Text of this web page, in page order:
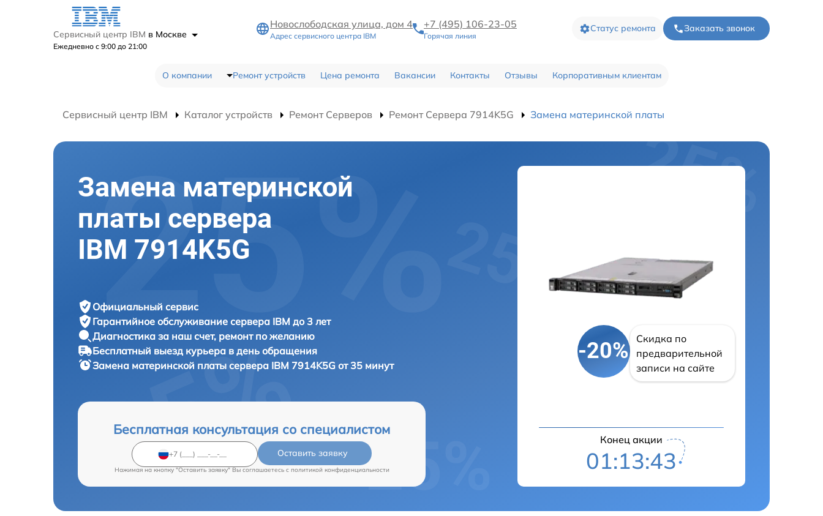
Сервисный центр IBM в Москве
Ежедневно с 9:00 до 21:00
Новослободская улица, дом 4
Адрес сервисного центра IBM
+7 (495) 106-23-05
Горячая линия
Статус ремонта Заказать звонок
О компании Ремонт устройств Цена ремонта Вакансии Контакты Отзывы Корпоративным клиентам
Сервисный центр IBM Каталог устройств Ремонт Серверов Ремонт Сервера 7914K5G Замена материнской платы
Замена материнской
платы сервера
IBM 7914K5G
Официальный сервис
Гарантийное обслуживание сервера IBM до 3 лет
Диагностика за наш счет, ремонт по желанию
Бесплатный выезд курьера в день обращения
Замена материнской платы сервера IBM 7914K5G от 35 минут
Бесплатная консультация со специалистом
Оставить заявку
Нажимая на кнопку "Оставить заявку" Вы соглашаетесь c политикой конфиденциальности
-20%
Скидка по
предварительной
записи на сайте
Конец акции
01:13:43